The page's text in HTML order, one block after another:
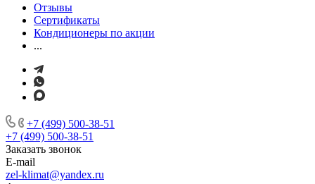
Отзывы
Сертификаты
Кондиционеры по акции
...
+7 (499) 500-38-51
+7 (499) 500-38-51
Заказать звонок
E-mail
zel-klimat@yandex.ru